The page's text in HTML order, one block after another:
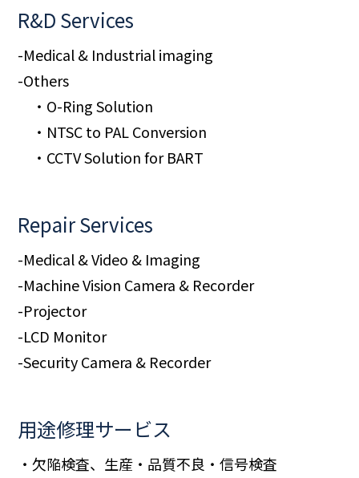
R&D Services
-Medical & Industrial imaging
-Others
・O-Ring Solution
・NTSC to PAL Conversion
・CCTV Solution for BART
Repair Services
-Medical & Video & Imaging
-Machine Vision Camera & Recorder
-Projector
-LCD Monitor
-Security Camera & Recorder
用途修理サービス
・欠陥検査、生産・品質不良・信号検査